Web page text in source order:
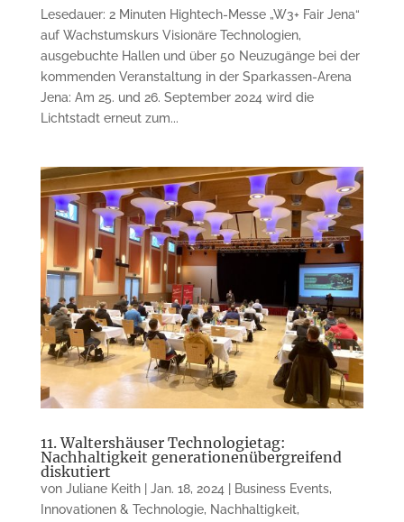
Lesedauer: 2 Minuten Hightech-Messe „W3+ Fair Jena“
auf Wachstumskurs Visionäre Technologien,
ausgebuchte Hallen und über 50 Neuzugänge bei der
kommenden Veranstaltung in der Sparkassen-Arena
Jena: Am 25. und 26. September 2024 wird die
Lichtstadt erneut zum...
11. Waltershäuser Technologietag:
Nachhaltigkeit generationenübergreifend
diskutiert
von Juliane Keith| Jan. 18, 2024| Business Events,
Innovationen & Technologie, Nachhaltigkeit,